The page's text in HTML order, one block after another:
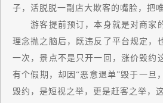
子，活脱脱一副店大欺客的嘴脸，把
游客提前预订，本身就是对商家的
理念抛之脑后，既违反了平台规定，
一次，景点不是只开一回，涨价毁约
有个假期，却因“恶意退单”毁于一旦
毁约，是短视之举，更是赶客之举，